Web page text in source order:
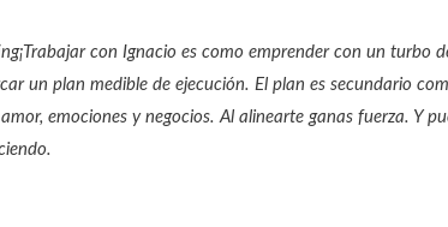
¡Trabajar con Ignacio es como emprender con un
un plan medible de ejecución. El plan es secundario
emociones y negocios. Al alinearte ganas fuerza. Y